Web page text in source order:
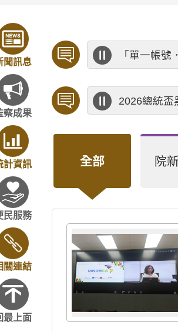
聞訊息
察成果
計資訊
民服務
關連結
最上面
「單一帳
2026總統盃
全部 院